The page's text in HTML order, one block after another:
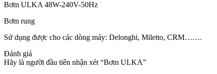
Bơm ULKA 48W-240V-50Hz
Bơm rung
Sử dụng được cho các dòng máy: Delonghi, Miletto, CRM…….
Đánh giá
Hãy là người đầu tiên nhận xét “Bơm ULKA”